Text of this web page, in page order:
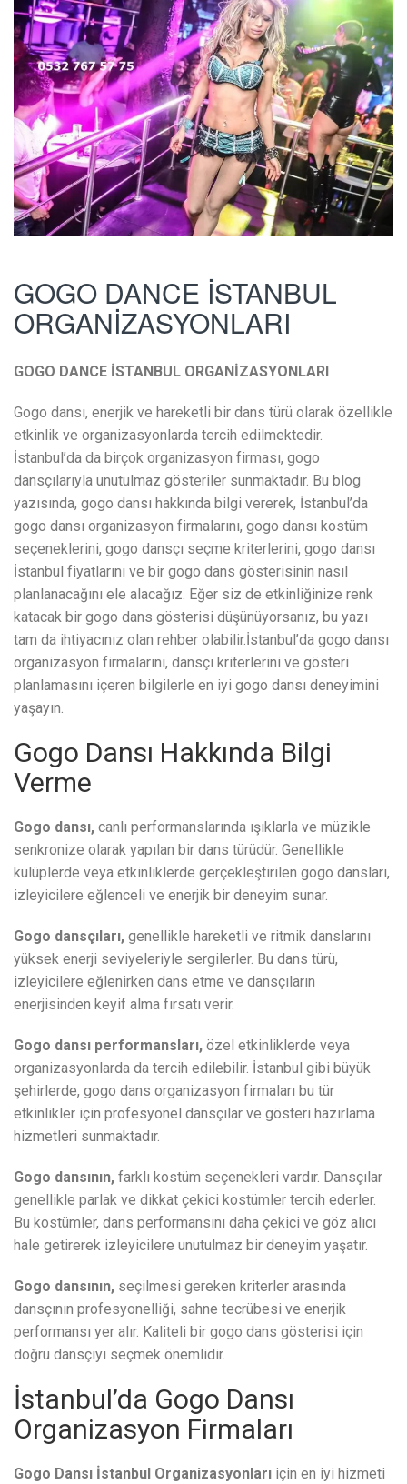
GOGO DANCE İSTANBUL
ORGANİZASYONLARI
GOGO DANCE İSTANBUL ORGANİZASYONLARI
Gogo dansı, enerjik ve hareketli bir dans türü olarak özellikle
etkinlik ve organizasyonlarda tercih edilmektedir.
İstanbul’da da birçok organizasyon firması, gogo
dansçılarıyla unutulmaz gösteriler sunmaktadır. Bu blog
yazısında, gogo dansı hakkında bilgi vererek, İstanbul’da
gogo dansı organizasyon firmalarını, gogo dansı kostüm
seçeneklerini, gogo dansçı seçme kriterlerini, gogo dansı
İstanbul fiyatlarını ve bir gogo dans gösterisinin nasıl
planlanacağını ele alacağız. Eğer siz de etkinliğinize renk
katacak bir gogo dans gösterisi düşünüyorsanız, bu yazı
tam da ihtiyacınız olan rehber olabilir.İstanbul’da gogo dansı
organizasyon firmalarını, dansçı kriterlerini ve gösteri
planlamasını içeren bilgilerle en iyi gogo dansı deneyimini
yaşayın.
Gogo Dansı Hakkında Bilgi
Verme
Gogo dansı, canlı performanslarında ışıklarla ve müzikle
senkronize olarak yapılan bir dans türüdür. Genellikle
kulüplerde veya etkinliklerde gerçekleştirilen gogo dansları,
izleyicilere eğlenceli ve enerjik bir deneyim sunar.
Gogo dansçıları, genellikle hareketli ve ritmik danslarını
yüksek enerji seviyeleriyle sergilerler. Bu dans türü,
izleyicilere eğlenirken dans etme ve dansçıların
enerjisinden keyif alma fırsatı verir.
Gogo dansı performansları, özel etkinliklerde veya
organizasyonlarda da tercih edilebilir. İstanbul gibi büyük
şehirlerde, gogo dans organizasyon firmaları bu tür
etkinlikler için profesyonel dansçılar ve gösteri hazırlama
hizmetleri sunmaktadır.
Gogo dansının, farklı kostüm seçenekleri vardır. Dansçılar
genellikle parlak ve dikkat çekici kostümler tercih ederler.
Bu kostümler, dans performansını daha çekici ve göz alıcı
hale getirerek izleyicilere unutulmaz bir deneyim yaşatır.
Gogo dansının, seçilmesi gereken kriterler arasında
dansçının profesyonelliği, sahne tecrübesi ve enerjik
performansı yer alır. Kaliteli bir gogo dans gösterisi için
doğru dansçıyı seçmek önemlidir.
İstanbul’da Gogo Dansı
Organizasyon Firmaları
Gogo Dansı İstanbul Organizasyonları için en iyi hizmeti